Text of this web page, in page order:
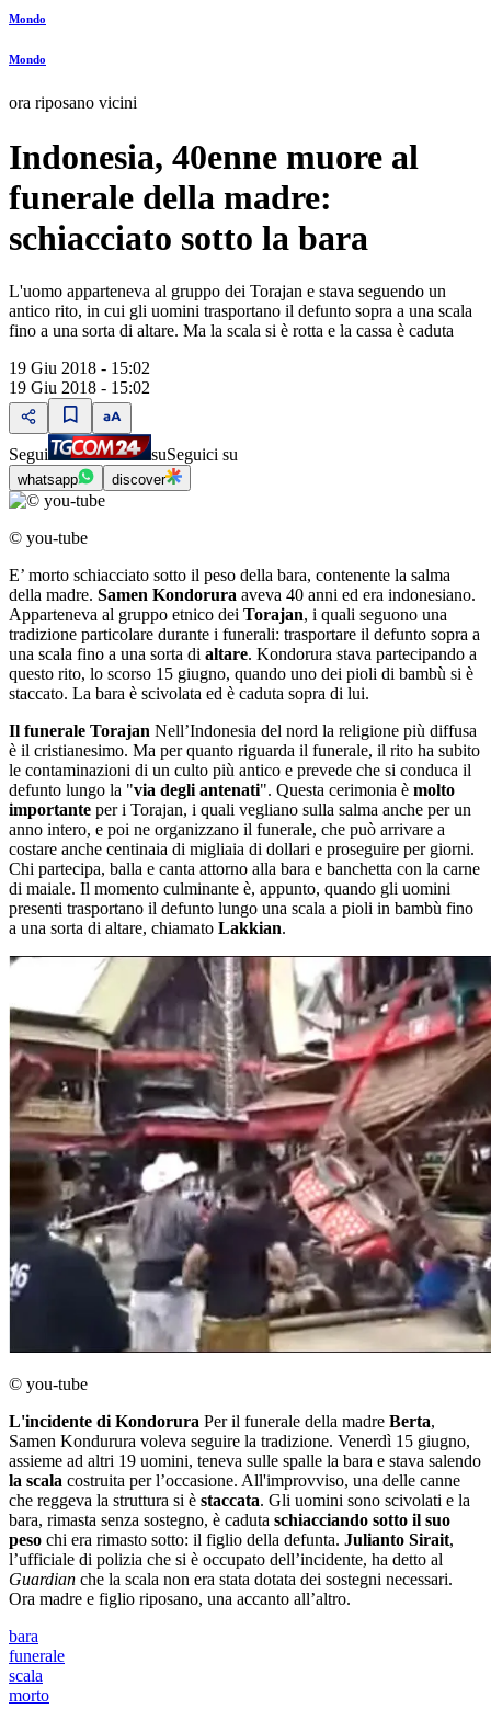
Mondo
Mondo
ora riposano vicini
Indonesia, 40enne muore al
funerale della madre:
schiacciato sotto la bara
L'uomo apparteneva al gruppo dei Torajan e stava seguendo un
antico rito, in cui gli uomini trasportano il defunto sopra a una scala
fino a una sorta di altare. Ma la scala si è rotta e la cassa è caduta
19 Giu 2018 - 15:02
19 Giu 2018 - 15:02
Segui suSeguici su
whatsapp discover
© you-tube
E’ morto schiacciato sotto il peso della bara, contenente la salma
della madre. Samen Kondorura aveva 40 anni ed era indonesiano.
Apparteneva al gruppo etnico dei Torajan, i quali seguono una
tradizione particolare durante i funerali: trasportare il defunto sopra a
una scala fino a una sorta di altare. Kondorura stava partecipando a
questo rito, lo scorso 15 giugno, quando uno dei pioli di bambù si è
staccato. La bara è scivolata ed è caduta sopra di lui.
Il funerale Torajan Nell’Indonesia del nord la religione più diffusa
è il cristianesimo. Ma per quanto riguarda il funerale, il rito ha subito
le contaminazioni di un culto più antico e prevede che si conduca il
defunto lungo la "via degli antenati". Questa cerimonia è molto
importante per i Torajan, i quali vegliano sulla salma anche per un
anno intero, e poi ne organizzano il funerale, che può arrivare a
costare anche centinaia di migliaia di dollari e proseguire per giorni.
Chi partecipa, balla e canta attorno alla bara e banchetta con la carne
di maiale. Il momento culminante è, appunto, quando gli uomini
presenti trasportano il defunto lungo una scala a pioli in bambù fino
a una sorta di altare, chiamato Lakkian.
© you-tube
L'incidente di Kondorura Per il funerale della madre Berta,
Samen Kondurura voleva seguire la tradizione. Venerdì 15 giugno,
assieme ad altri 19 uomini, teneva sulle spalle la bara e stava salendo
la scala costruita per l’occasione. All'improvviso, una delle canne
che reggeva la struttura si è staccata. Gli uomini sono scivolati e la
bara, rimasta senza sostegno, è caduta schiacciando sotto il suo
peso chi era rimasto sotto: il figlio della defunta. Julianto Sirait,
l’ufficiale di polizia che si è occupato dell’incidente, ha detto al
Guardian che la scala non era stata dotata dei sostegni necessari.
Ora madre e figlio riposano, una accanto all’altro.
bara
funerale
scala
morto